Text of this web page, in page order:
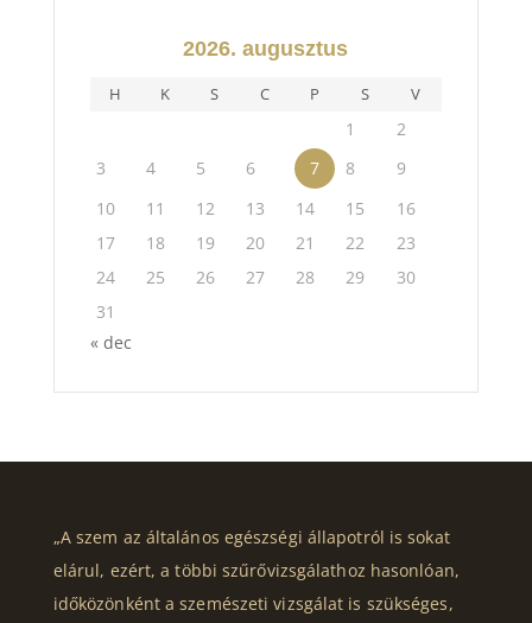
2026. augusztus
H K S C P S V
1
2
3
4 5 6 7 8
9
10
11 12 13 14 15
16
17
18 19 20 21 22
23
24
25 26 27 28 29
30
31
« dec
„A szem az általános egészségi állapotról is sokat
elárul, ezért, a többi szűrővizsgálathoz hasonlóan,
időközönként a szemészeti vizsgálat is szükséges,